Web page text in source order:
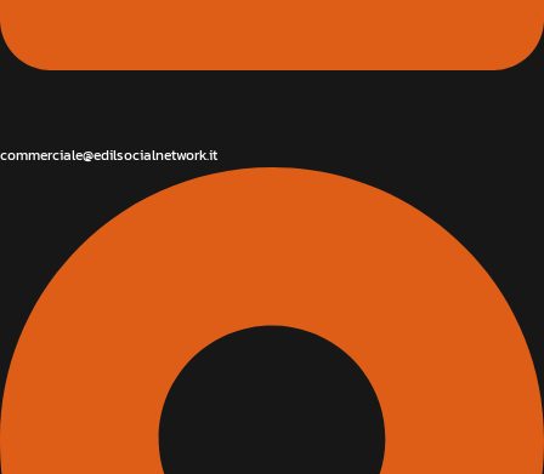
commerciale@edilsocialnetwork.it